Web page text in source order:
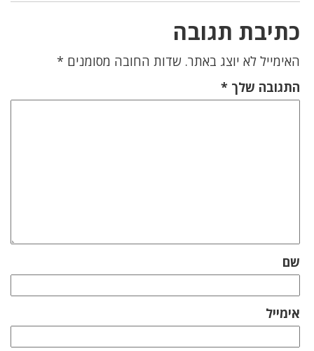
כתיבת תגובה
האימייל לא יוצג באתר. שדות החובה מסומנים *
התגובה שלך *
שם
אימייל